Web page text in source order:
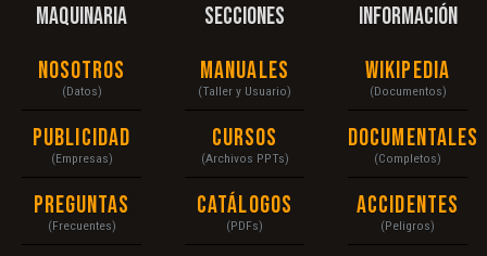
MAQUINARIA
Nosotros
(Datos)
Publicidad
(Empresas)
Preguntas
(Frecuentes)
SECCIONES
Manuales
(Taller y Usuario)
Cursos
(Archivos PPTs)
Catálogos
(PDFs)
INFORMACIÓN
Wikipedia
(Documentos)
Documentales
(Completos)
Accidentes
(Peligros)